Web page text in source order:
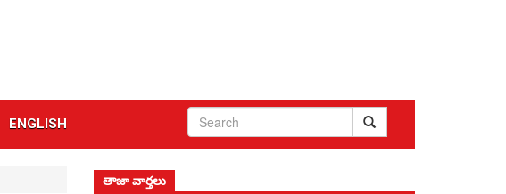
ENGLISH
తాజా వార్తలు